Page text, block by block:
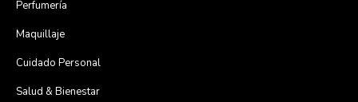
Perfumería
Maquillaje
Cuidado Personal
Salud & Bienestar